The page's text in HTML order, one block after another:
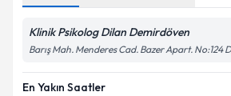
Klinik Psikolog Dilan Demirdöven
Barış Mah. Menderes Cad. Bazer Apart. No:124
En Yakın Saatler